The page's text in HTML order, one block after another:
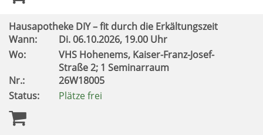
Hausapotheke DIY – fit durch die Erkältungszeit
Wann:
Di.06.10.2026, 19.00 Uhr
Wo:
VHS Hohenems, Kaiser-Franz-Josef-
Straße 2; 1 Seminarraum
Nr.:
26W18005
Status:
Plätze frei